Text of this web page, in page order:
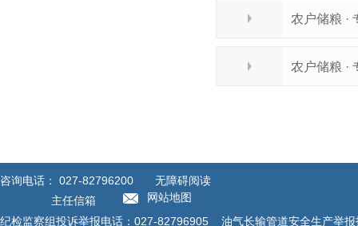
农户储粮 ·
农户储粮 ·
咨询电话： 027-82796200
无障碍阅读
主任信箱
网站地图
纪检监察组投诉举报电话：027-82796905 油气长输管道安全生产举